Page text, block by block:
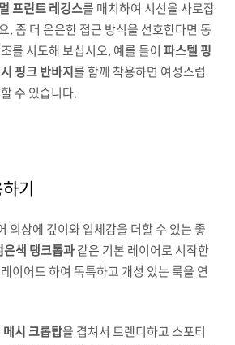
프린트 레깅스를 매치하여 시선을 사로잡
. 좀 더 은은한 접근 방식을 선호한다면 동
를 시도해 보십시오. 예를 들어 파스텔 핑
핑크 반바지를 함께 착용하면 여성스럽
수 있습니다.
기
의상에 깊이와 입체감을 더할 수 있는 좋
은색 탱크톱과같은 기본 레이어로 시작한
이어드 하여 독특하고 개성 있는 룩을 연
메시 크롭탑을 겹쳐서 트렌디하고 스포티